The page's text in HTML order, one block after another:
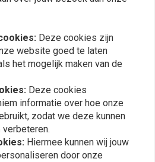
a la
michael
parfait ,
Deze cookies zijn
website goed te laten
het mogelijk maken van de
Deze cookies
informatie over hoe onze
zodat we deze kunnen
Hiermee kunnen wij jouw
door onze